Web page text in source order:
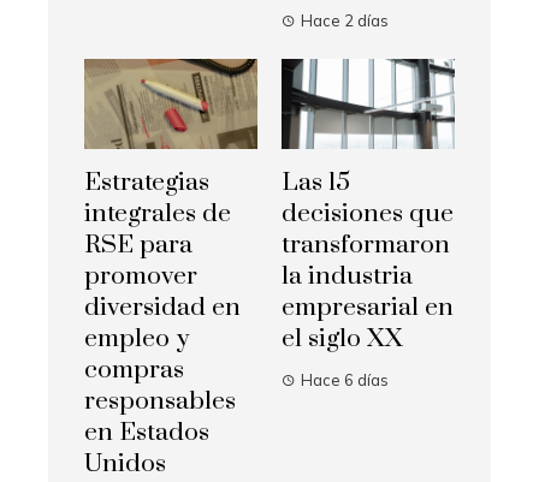
Hace 2 días
Estrategias
integrales de
RSE para
promover
diversidad en
empleo y
compras
responsables
en Estados
Unidos
Las 15
decisiones que
transformaron
la industria
empresarial en
el siglo XX
Hace 6 días